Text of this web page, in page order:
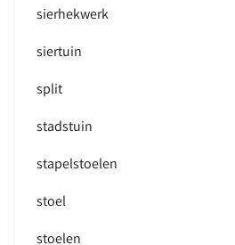
sierhekwerk
siertuin
split
stadstuin
stapelstoelen
stoel
stoelen